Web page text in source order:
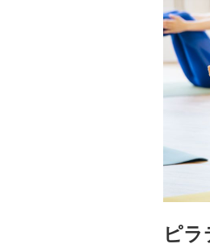
ピラ